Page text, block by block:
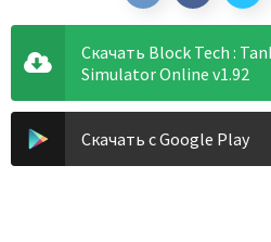
Скачать Block Tech :
Simulator Online v1.92
Скачать с Google Play